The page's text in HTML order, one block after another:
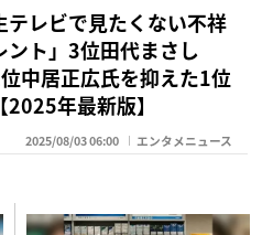
テレビで見たくない不祥
ント」3位田代まさし
中居正広氏を抑えた1位
2025年最新版】
2025/08/03 06:00 エンタメニュース